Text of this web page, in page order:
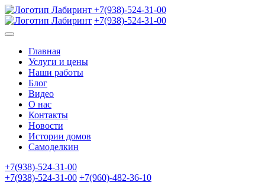
+7(938)-524-31-00
+7(938)-524-31-00
Главная
Услуги и цены
Наши работы
Блог
Видео
О нас
Контакты
Новости
Истории домов
Самоделкин
+7(938)-524-31-00
+7(938)-524-31-00 +7(960)-482-36-10